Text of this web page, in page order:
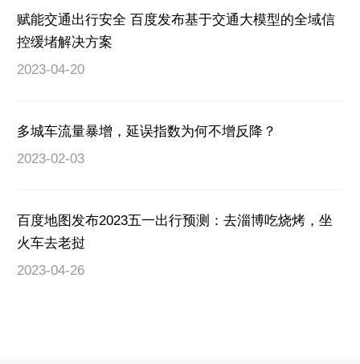
赋能交通出行安全 百度发布基于交通大模型的全域信
控缓堵解决方案
2023-04-20
多城车流量暴增，延误指数为何不增反降？
2023-02-03
百度地图发布2023五一出行预测：去淄博吃烧烤，坐
火车去老挝
2023-04-26